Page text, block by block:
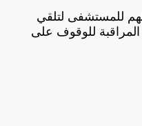
إصابة 9 أشخاص، وتم نقلهم للمستشفى لتلقي
المراقبة للوقوف على